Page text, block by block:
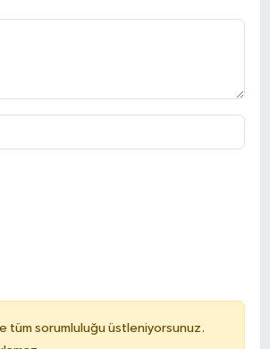
tüm sorumluluğu üstleniyorsunuz.